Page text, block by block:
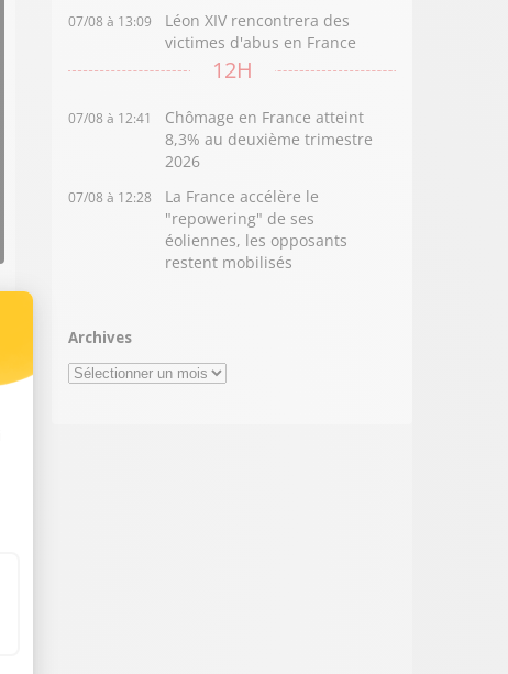
07/08 à 13:09
Léon XIV rencontrera des
victimes d'abus en France
12H
07/08 à 12:41
Chômage en France atteint
8,3% au deuxième trimestre
2026
07/08 à 12:28
La France accélère le
"repowering" de ses
éoliennes, les opposants
restent mobilisés
Archives
Archives